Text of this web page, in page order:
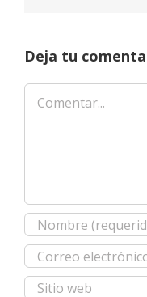
Deja tu
Comentar